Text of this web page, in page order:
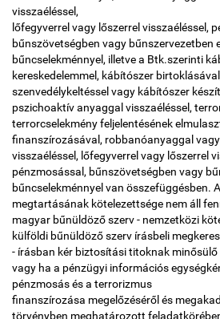
visszaéléssel,
lőfegyverrel vagy lőszerrel visszaéléssel,
bűnszövetségben vagy bűnszervezetben
bűncselekménnyel, illetve a Btk.szerinti
kereskedelemmel, kábítószer
szenvedélykeltéssel vagy kábítószer
pszichoaktív anyaggal visszaéléssel,
terrorcselekmény feljelentésének
finanszírozásával, robbanóanyaggal
visszaéléssel, lőfegyverrel vagy lőszerrel
pénzmosással, bűnszövetségben vagy
bűncselekménnyel van összefüggésben.
megtartásának kötelezettsége nem áll
magyar bűnüldöző szerv - nemzetközi
külföldi bűnüldöző szerv írásbeli
- írásban kér biztosítási titoknak
vagy ha a pénzügyi információs
pénzmosás és a terrorizmus
finanszírozása megelőzéséről és
törvényben meghatározott